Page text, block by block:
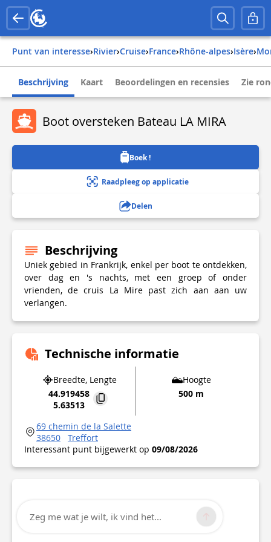
Punt van interesse› Rivier› Cruise› france› rhône-alpes› isère›
Beschrijving Kaart Beoordelingen en recensies Zie
Boot oversteken Bateau LA MIRA
Boek !
Raadpleeg op applicatie
Delen
Beschrijving
Uniek gebied in Frankrijk, enkel per boot te ontdekken,
over dag en 's nachts, met een groep of onder
vrienden, de cruis La Mire past zich aan aan uw
verlangen.
Technische informatie
Breedte, Lengte
44.919458
5.63513
Hoogte
500 m
69 chemin de la Salette
38650
Treffort
Interessant punt bijgewerkt op 09/08/2026
Zeg me wat je wilt, ik vind het...